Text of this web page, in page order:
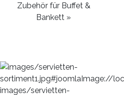
Zubehör für Buffet &
Bankett »